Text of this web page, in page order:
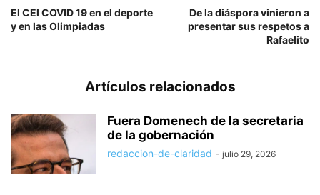
El CEl COVID 19 en el deporte
y en las Olimpiadas
De la diáspora vinieron a
presentar sus respetos a
Rafaelito
Artículos relacionados
Fuera Domenech de la secretaria
de la gobernación
redaccion-de-claridad - julio 29, 2026